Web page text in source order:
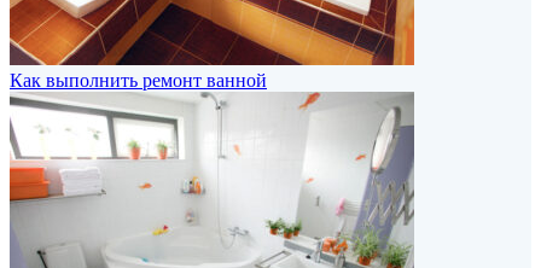
Как выполнить ремонт ванной